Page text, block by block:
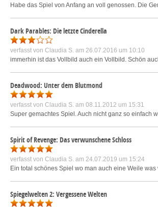
Habe das Spiel von Anfang an voll genossen. Die
Dark Parables: Die letzte Cinderella
verfasst von Claudia S. am 26.07.2016 um 10:10
immerhin ist das Vollbild auch ein Vollbild. Schön
Deadwood: Unter dem Blutmond
verfasst von Claudia S. am 08.11.2012 um 15:31
Super gemachtes Spiel. Auch nicht ganz so einfach
Spirit of Revenge: Das verwunschene Schloss
verfasst von Claudia S. am 24.07.2019 um 15:24
Ein total schönes Spiel wo man auch eine Weile
Spiegelwelten 2: Vergessene Welten